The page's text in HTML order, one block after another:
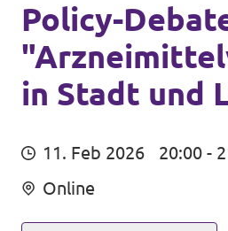
Volt Sachsen
Volt Leipzig
Volt Chemnitz
Volt in Deutschland
Programm
Über Volt
Menschen
Policy-
in Stadt und
11. Feb 2026
20:00 -
Online